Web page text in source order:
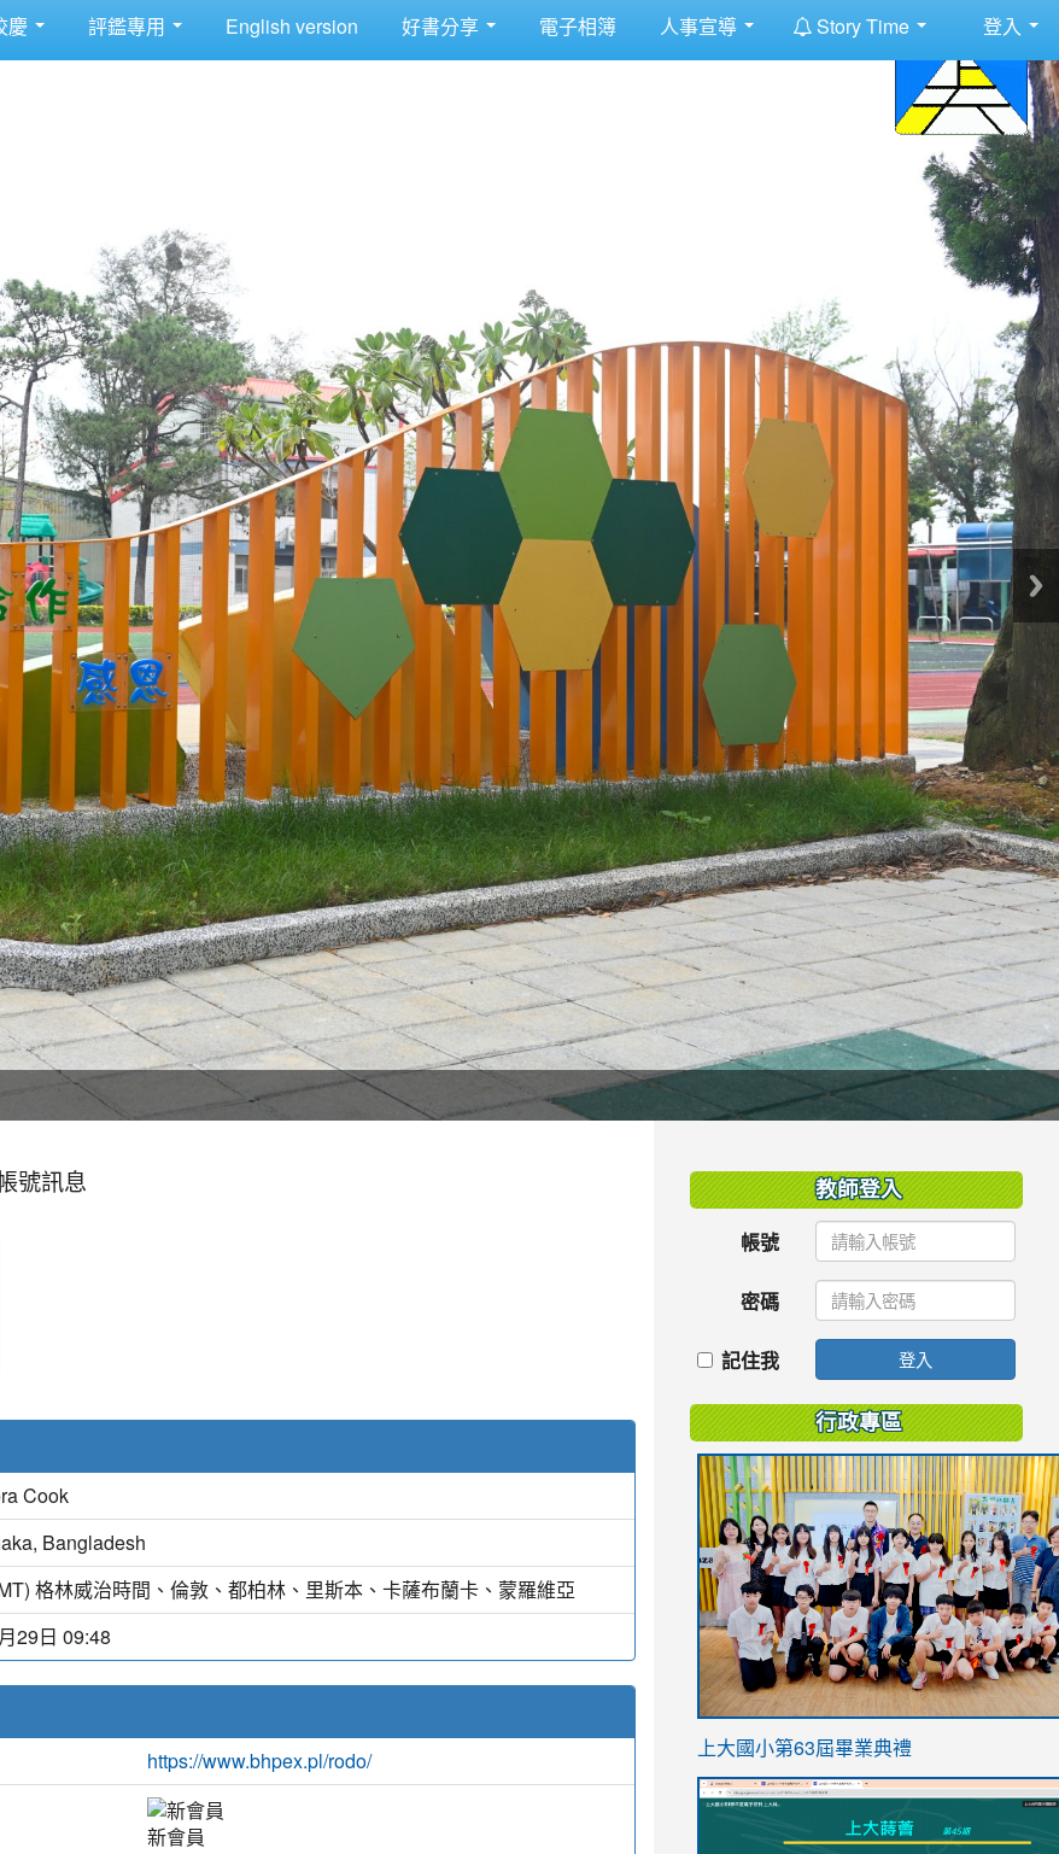
慶 評鑑專用 English version 好書分享 電子相簿 人事宣導 Story Time 登入
號訊息
Cook
Bangladesh
格林威治時間、倫敦、都柏林、里斯本、卡薩布蘭卡、蒙羅維亞
29日 09:48
https://www.bhpex.pl/rodo/
新會員
教師登入
帳號
密碼
記住我 登入
行政專區
link
https://sites.google.com/stes.tyc.edu.tw/
上大國小第63屆畢業典禮
link